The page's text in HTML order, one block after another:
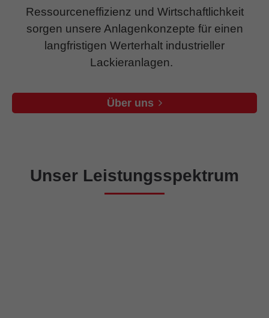
Ressourceneffizienz und Wirtschaftlichkeit
sorgen unsere Anlagenkonzepte für einen
langfristigen Werterhalt industrieller
Lackieranlagen.
Über uns
Unser Leistungsspektrum